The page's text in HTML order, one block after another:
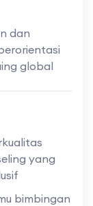
dan
global
yang
bimbingan